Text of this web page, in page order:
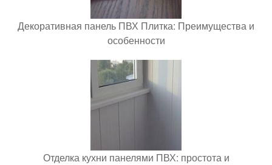
Декоративная панель ПВХ Плитка: Преимущества и
особенности
Отделка кухни панелями ПВХ: простота и